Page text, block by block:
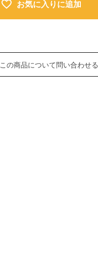
お気に入りに追加
この商品について問い合わせる